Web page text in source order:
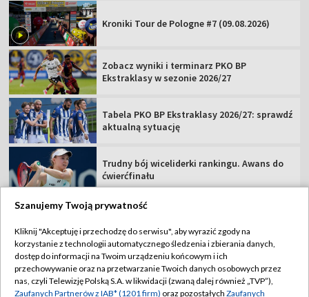
Kroniki Tour de Pologne #7 (09.08.2026)
Zobacz wyniki i terminarz PKO BP
Ekstraklasy w sezonie 2026/27
Tabela PKO BP Ekstraklasy 2026/27: sprawdź
aktualną sytuację
Trudny bój wiceliderki rankingu. Awans do
ćwierćfinału
TVP
Abonament TVP
Sklep TVP
Regulamin TVP
Polityka prywatności
Szanujemy Twoją prywatność
Kliknij "Akceptuję i przechodzę do serwisu", aby wyrazić zgody na
korzystanie z technologii automatycznego śledzenia i zbierania danych,
dostęp do informacji na Twoim urządzeniu końcowym i ich
przechowywanie oraz na przetwarzanie Twoich danych osobowych przez
nas, czyli Telewizję Polską S.A. w likwidacji (zwaną dalej również „TVP”),
Zaufanych Partnerów z IAB* (1201 firm) oraz pozostałych Zaufanych